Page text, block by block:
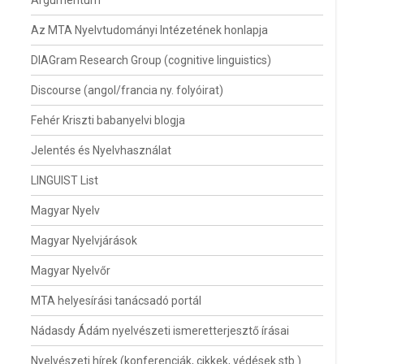
Az MTA Nyelvtudományi Intézetének honlapja
DIAGram Research Group (cognitive linguistics)
Discourse (angol/francia ny. folyóirat)
Fehér Kriszti babanyelvi blogja
Jelentés és Nyelvhasználat
LINGUIST List
Magyar Nyelv
Magyar Nyelvjárások
Magyar Nyelvőr
MTA helyesírási tanácsadó portál
Nádasdy Ádám nyelvészeti ismeretterjesztő írásai
Nyelvészeti hírek (konferenciák, cikkek, védések stb.)